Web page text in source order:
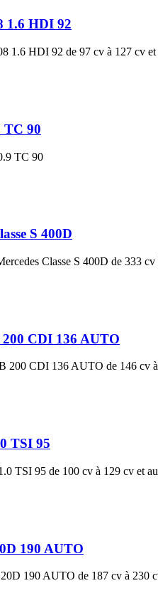
1.6 HDI 92
1.6 HDI 92 de 97 cv à 127 cv
TC 90
TC 90
S 400D
Classe S 400D de 333
CDI 136 AUTO
200 CDI 136 AUTO de 146 cv
TSI 95
TSI 95 de 100 cv à 129 cv et
190 AUTO
190 AUTO de 187 cv à 230